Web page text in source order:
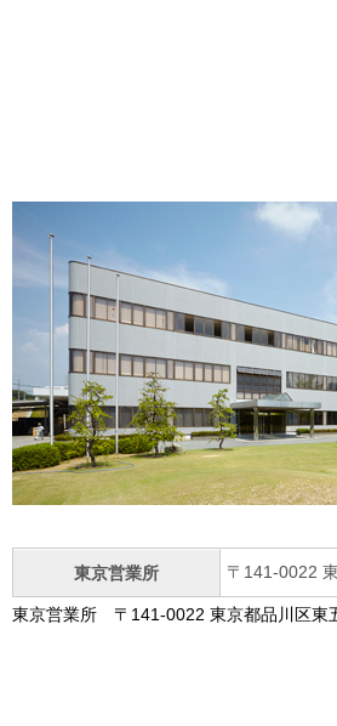
東京営業所 〒141-0022
東京営業所 〒141-0022 東京都品川区東